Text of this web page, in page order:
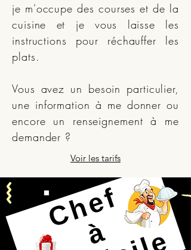
je m'occupe des courses et de la
cuisine et je vous laisse les
instructions pour réchauffer les
plats.
Vous avez un besoin particulier,
une information à me donner ou
encore un renseignement à me
demander ?
Voir les tarifs